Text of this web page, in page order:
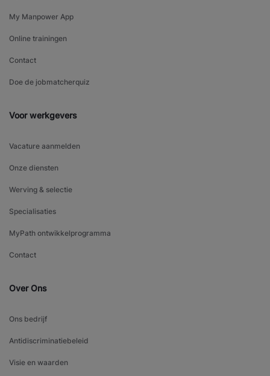
My Manpower App
Online trainingen
Contact
Doe de jobmatcherquiz
Voor werkgevers
Vacature aanmelden
Onze diensten
Werving & selectie
Specialisaties
MyPath ontwikkelprogramma
Contact
Over Ons
Ons bedrijf
Antidiscriminatiebeleid
Visie en waarden